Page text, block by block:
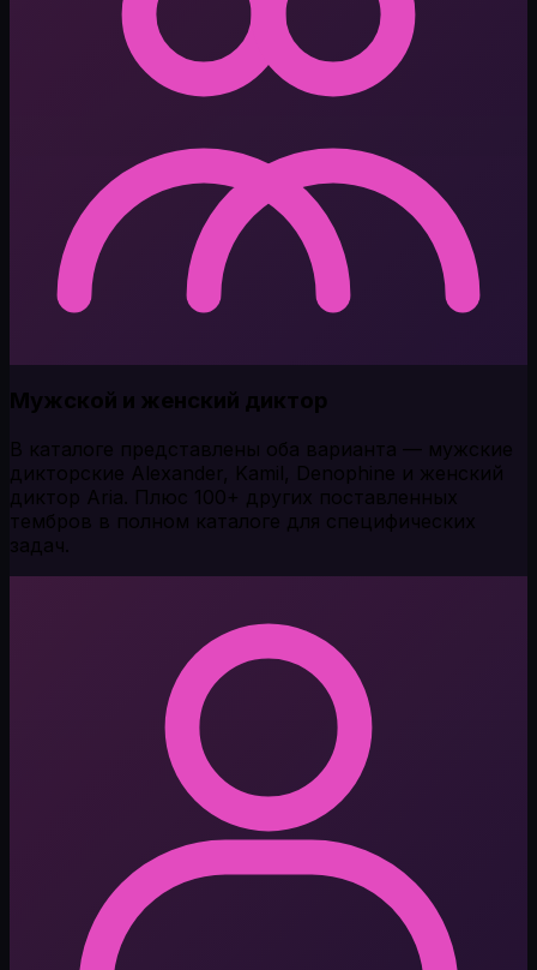
Мужской и женский диктор
В каталоге представлены оба варианта — мужские
дикторские Alexander, Kamil, Denophine и женский
диктор Aria. Плюс 100+ других поставленных
тембров в полном каталоге для специфических
задач.